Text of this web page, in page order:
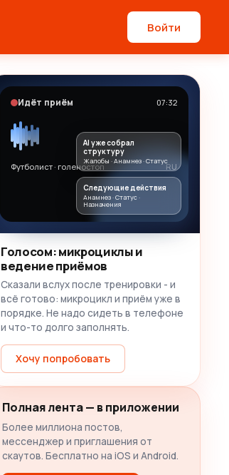
Войти
Идёт приём 07:32
Футболист · голеностоп RU
AI уже собрал
структуру
Жалобы · Анамнез · Статус
Следующие действия
Анамнез · Статус ·
Назначения
Голосом: микроциклы и
ведение приёмов
Сказали вслух после тренировки - и
всё готово: микроцикл и приём уже в
порядке. Не надо сидеть в телефоне
и что-то долго заполнять.
Хочу попробовать
Полная лента — в приложении
Более миллиона постов,
мессенджер и приглашения от
скаутов. Бесплатно на iOS и Android.